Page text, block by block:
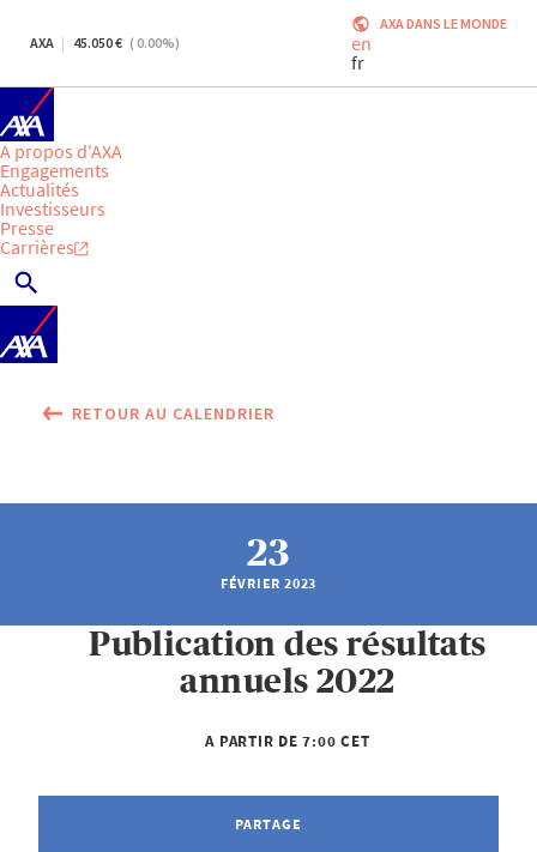
AXA 45.050 ( 0.00%)
AXA DANS LE MONDE
en
fr
A propos d'AXA
Engagements
Actualités
Investisseurs
Presse
Carrières
RETOUR AU CALENDRIER
23
FÉVRIER 2023
Publication des résultats
annuels 2022
A PARTIR DE 7:00 CET
PARTAGE